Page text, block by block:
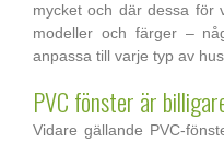
mycket och där dessa för
modeller och färger –
anpassa till varje typ av hus.
PVC fönster är
Vidare gällande PVC-